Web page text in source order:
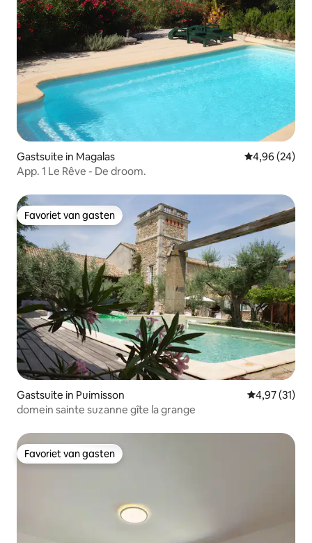
Gastsuite in Magalas Gemiddelde
4,96 (24)
App. 1 Le Rêve - De droom.
Favoriet van gasten
Favoriet van gasten
Gastsuite in Puimisson Gemiddelde
4,97 (31)
domein sainte suzanne gîte la grange
Favoriet van gasten
Favoriet van gasten